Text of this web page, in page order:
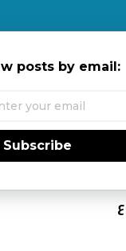
posts by email:
Subscribe